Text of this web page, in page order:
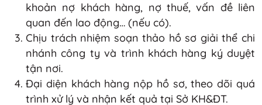
khoản nợ khách hàng, nợ thuế, vấn đề liên
quan đến lao động… (nếu có).
Chịu trách nhiệm soạn thảo hồ sơ giải thể chi
nhánh công ty và trình khách hàng ký duyệt
tận nơi.
Đại diện khách hàng nộp hồ sơ, theo dõi quá
trình xử lý và nhận kết quả tại Sở KH&ĐT.